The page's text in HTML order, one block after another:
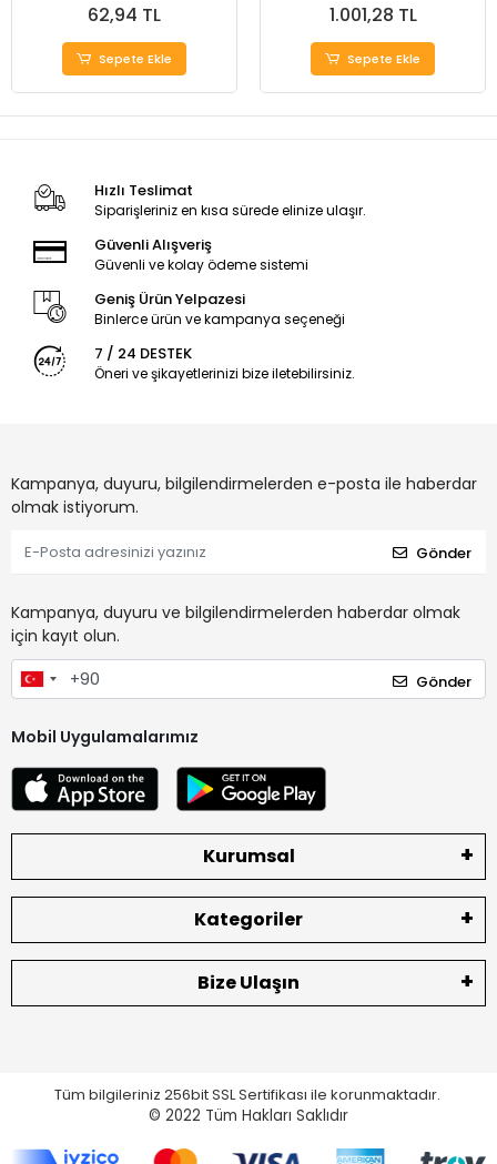
62,94 TL
Sepete Ekle
1.001,28 TL
Sepete Ekle
Hızlı Teslimat
Siparişleriniz en kısa sürede elinize ulaşır.
Güvenli Alışveriş
Güvenli ve kolay ödeme sistemi
Geniş Ürün Yelpazesi
Binlerce ürün ve kampanya seçeneği
7 / 24 DESTEK
Öneri ve şikayetlerinizi bize iletebilirsiniz.
Kampanya, duyuru, bilgilendirmelerden e-posta ile haberdar
olmak istiyorum.
Gönder
Kampanya, duyuru ve bilgilendirmelerden haberdar olmak
için kayıt olun.
Gönder
Mobil Uygulamalarımız
Kurumsal
Kategoriler
Bize Ulaşın
Tüm bilgileriniz 256bit SSL Sertifikası ile korunmaktadır.
© 2022 Tüm Hakları Saklıdır